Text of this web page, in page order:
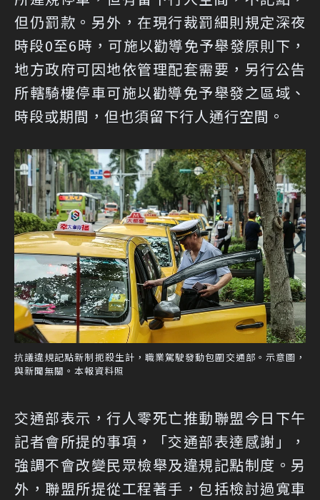
但仍罰款。另外，在現行裁罰細則規定深夜
時段0至6時，可施以勸導免予舉發原則下，
地方政府可因地依管理配套需要，另行公告
所轄騎樓停車可施以勸導免予舉發之區域、
時段或期間，但也須留下行人通行空間。
抗議違規記點新制扼殺生計，職業駕駛發動包圍交通部。示意圖，
與新聞無關。本報資料照
交通部表示，行人零死亡推動聯盟今日下午
記者會所提的事項，「交通部表達感謝」，
強調不會改變民眾檢舉及違規記點制度。另
外，聯盟所提從工程著手，包括檢討過寬車